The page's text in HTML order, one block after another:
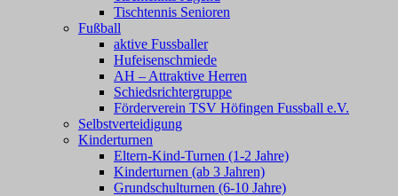
Tischtennis Senioren
Fußball
aktive Fussballer
Hufeisenschmiede
AH – Attraktive Herren
Schiedsrichtergruppe
Förderverein TSV Höfingen Fussball e.V.
Selbstverteidigung
Kinderturnen
Eltern-Kind-Turnen (1-2 Jahre)
Kinderturnen (ab 3 Jahren)
Grundschulturnen (6-10 Jahre)